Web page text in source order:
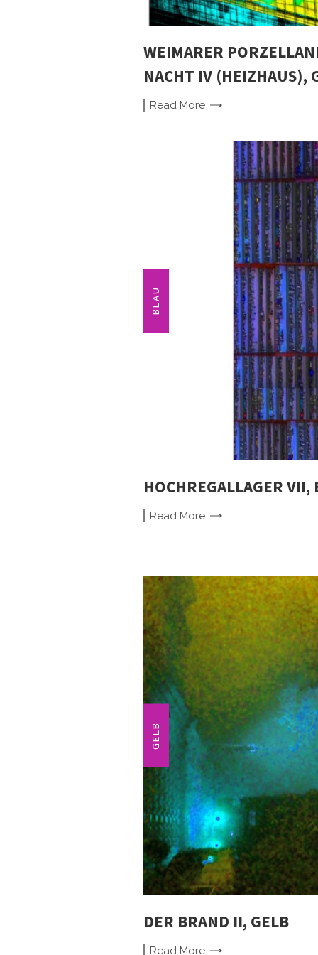
WEIMARER
NACHT IV (HEIZHAUS),
Read More
BLAU
HOCHREGALLAGER VII,
Read More
GELB
DER BRAND II, GELB
Read More